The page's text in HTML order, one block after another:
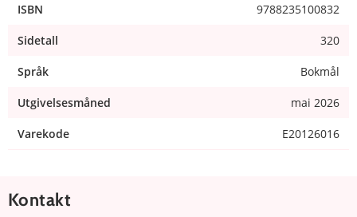
ISBN 9788235100832
Sidetall 320
Språk Bokmål
Utgivelsesmåned mai 2026
Varekode E20126016
Kontakt